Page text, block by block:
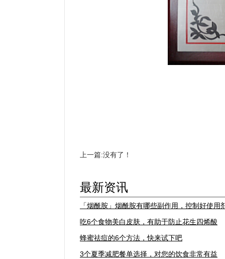
上一篇:没有了！
最新资讯
「烟酰胺」烟酰胺有哪些副作用，控制好使用
吃6个食物美白皮肤，有助于防止花生四烯酸
蜂蜜祛痘的6个方法，快来试下吧
3个夏季减肥餐单选择，对您的饮食非常有益